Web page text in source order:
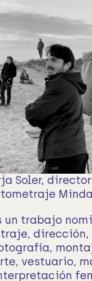
Soler,
un trabajo
dirección,
vestuario,